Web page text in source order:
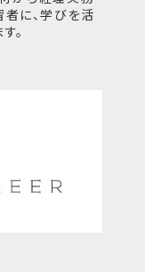
に、学びを活
。